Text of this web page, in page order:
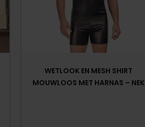
WETLOOK EN MESH SHIRT
MOUWLOOS MET HARNAS – NEK